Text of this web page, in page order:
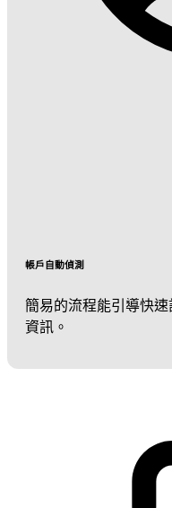
帳戶自動偵測
簡易的流程能引導快
資訊。